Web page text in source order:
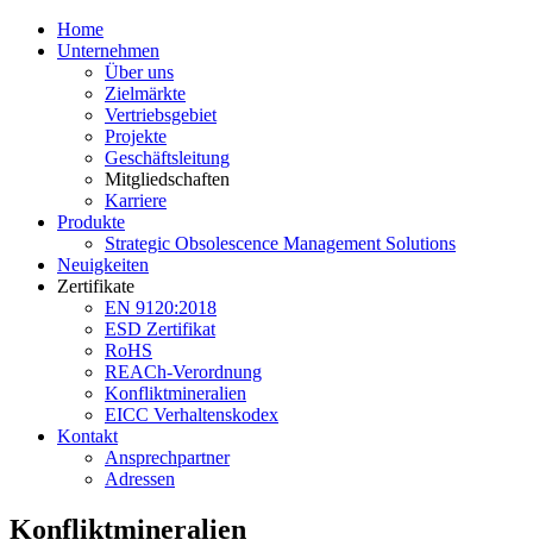
Home
Unternehmen
Über uns
Zielmärkte
Vertriebsgebiet
Projekte
Geschäftsleitung
Mitgliedschaften
Karriere
Produkte
Strategic Obsolescence Management Solutions
Neuigkeiten
Zertifikate
EN 9120:2018
ESD Zertifikat
RoHS
REACh-Verordnung
Konfliktmineralien
EICC Verhaltenskodex
Kontakt
Ansprechpartner
Adressen
Konfliktmineralien